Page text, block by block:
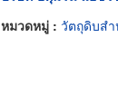
หมวดหมู่ : วัตถุดิบส